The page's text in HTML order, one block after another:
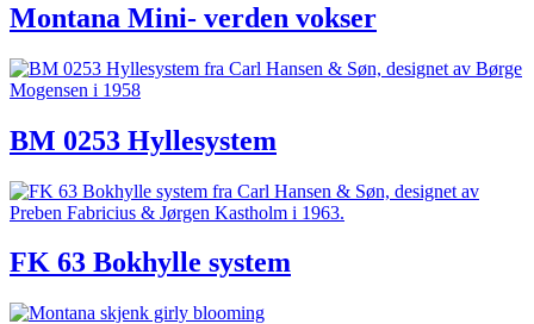
Montana Mini- verden vokser
BM 0253 Hyllesystem
FK 63 Bokhylle system